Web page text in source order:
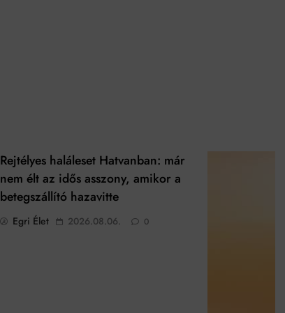
Rejtélyes haláleset Hatvanban: már
nem élt az idős asszony, amikor a
betegszállító hazavitte
Egri Élet 2026.08.06. 0